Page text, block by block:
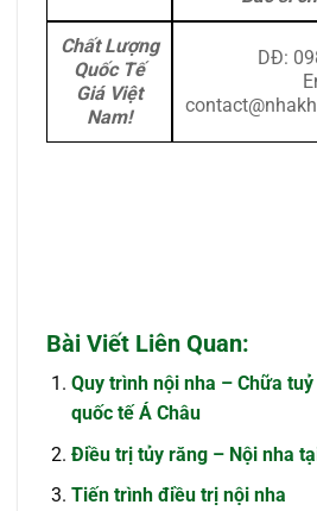
Chất Lượng
Quốc Tế
Giá Việt
Nam!
DĐ:
Bài Viết Liên Quan:
Quy trình nội nha – Chữa
quốc tế Á Châu
Điều trị tủy răng – Nội nha
Tiến trình điều trị nội nha